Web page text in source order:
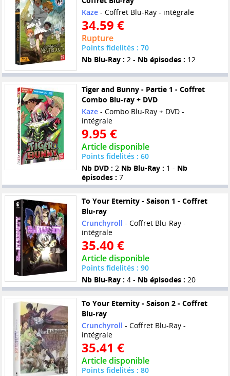
Kaze- Coffret Blu-Ray - intégrale
34.59 €
Rupture
Points fidelités : 70
Nb Blu-Ray : 2 - Nb épisodes : 12
Tiger and Bunny - Partie 1 - Coffret
Combo Blu-ray + DVD
Kaze- Combo Blu-Ray + DVD -
intégrale
9.95 €
Article disponible
Points fidelités : 60
Nb DVD : 2 Nb Blu-Ray : 1 - Nb
épisodes : 7
To Your Eternity - Saison 1 - Coffret
Blu-ray
Crunchyroll - Coffret Blu-Ray -
intégrale
35.40 €
Article disponible
Points fidelités : 90
Nb Blu-Ray : 4 - Nb épisodes : 20
To Your Eternity - Saison 2 - Coffret
Blu-ray
Crunchyroll - Coffret Blu-Ray -
intégrale
35.41 €
Article disponible
Points fidelités : 80